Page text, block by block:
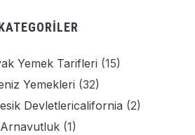
Yemek Tarifleri (15)
Yemekleri (32)
Devletlericalifornia (2)
Arnavutluk(1)